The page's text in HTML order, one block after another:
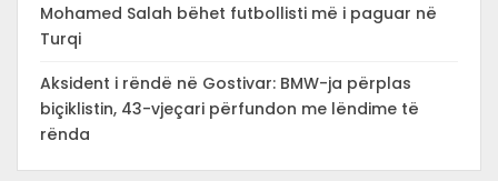
Mohamed Salah bëhet futbollisti më i paguar në
Turqi
Aksident i rëndë në Gostivar: BMW-ja përplas
biçiklistin, 43-vjeçari përfundon me lëndime të
rënda